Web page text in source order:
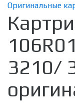
Оригинальные
3210/